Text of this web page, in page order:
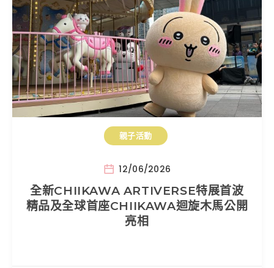
親子活動
12/06/2026
全新CHIIKAWA ARTIVERSE特展首波
精品及全球首座CHIIKAWA迴旋木馬公開
亮相